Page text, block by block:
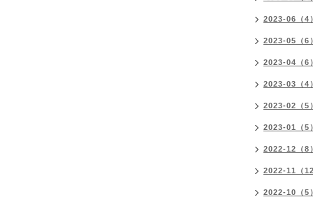
2023-06（4）
2023-05（6）
2023-04（6）
2023-03（4）
2023-02（5）
2023-01（5）
2022-12（8）
2022-11（12
2022-10（5）